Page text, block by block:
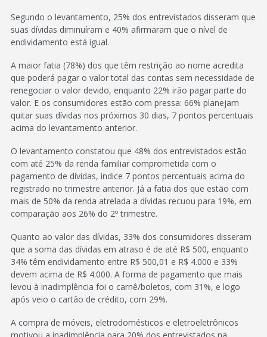
Segundo o levantamento, 25% dos entrevistados disseram que
suas dívidas diminuíram e 40% afirmaram que o nível de
endividamento está igual.
A maior fatia (78%) dos que têm restrição ao nome acredita
que poderá pagar o valor total das contas sem necessidade de
renegociar o valor devido, enquanto 22% irão pagar parte do
valor. E os consumidores estão com pressa: 66% planejam
quitar suas dívidas nos próximos 30 dias, 7 pontos percentuais
acima do levantamento anterior.
O levantamento constatou que 48% dos entrevistados estão
com até 25% da renda familiar comprometida com o
pagamento de dívidas, índice 7 pontos percentuais acima do
registrado no trimestre anterior. Já a fatia dos que estão com
mais de 50% da renda atrelada a dívidas recuou para 19%, em
comparação aos 26% do 2º trimestre.
Quanto ao valor das dívidas, 33% dos consumidores disseram
que a soma das dívidas em atraso é de até R$ 500, enquanto
34% têm endividamento entre R$ 500,01 e R$ 4.000 e 33%
devem acima de R$ 4.000. A forma de pagamento que mais
levou à inadimplência foi o carnê/boletos, com 31%, e logo
após veio o cartão de crédito, com 29%.
A compra de móveis, eletrodomésticos e eletroeletrônicos